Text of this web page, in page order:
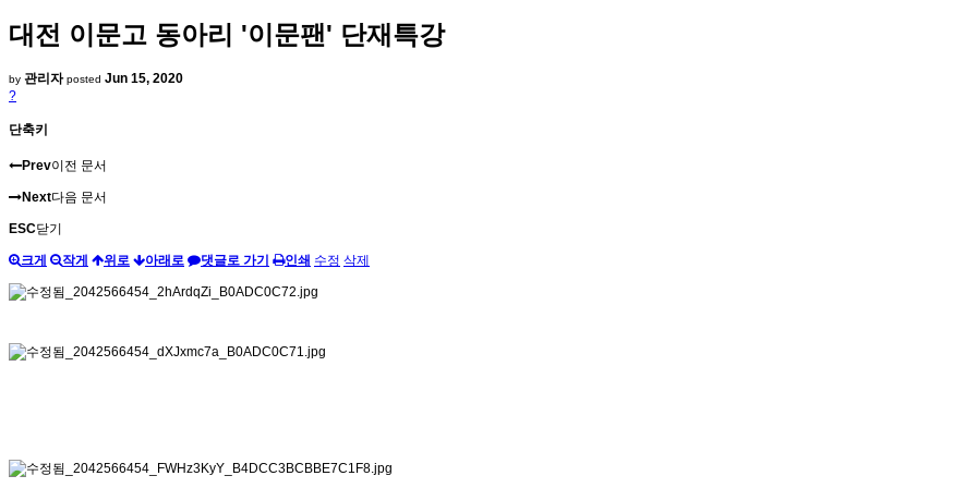
대전 이문고 동아리 '이문팬' 단재특강
by 관리자 posted Jun 15, 2020
?
단축키
Prev이전 문서
Next다음 문서
ESC닫기
크게 작게 위로 아래로 댓글로 가기 인쇄 수정 삭제